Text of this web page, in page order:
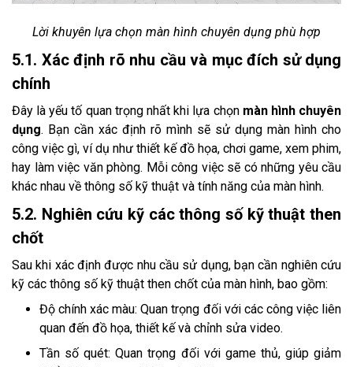
Lời khuyên lựa chọn màn hình chuyên dụng phù hợp
5.1. Xác định rõ nhu cầu và mục đích sử dụng
chính
Đây là yếu tố quan trọng nhất khi lựa chọnmàn hình chuyên
dụng. Bạn cần xác định rõ mình sẽ sử dụng màn hình cho
công việc gì, ví dụ như thiết kế đồ họa, chơi game, xem phim,
hay làm việc văn phòng. Mỗi công việc sẽ có những yêu cầu
khác nhau về thông số kỹ thuật và tính năng của màn hình.
5.2. Nghiên cứu kỹ các thông số kỹ thuật then
chốt
Sau khi xác định được nhu cầu sử dụng, bạn cần nghiên cứu
kỹ các thông số kỹ thuật then chốt của màn hình, bao gồm:
Độ chính xác màu: Quan trọng đối với các công việc liên
quan đến đồ họa, thiết kế và chỉnh sửa video.
Tần số quét: Quan trọng đối với game thủ, giúp giảm